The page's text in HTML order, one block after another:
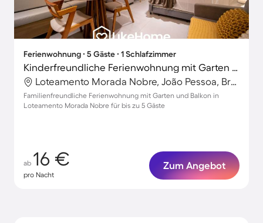
Ferienwohnung ∙ 5 Gäste ∙ 1 Schlafzimmer
Kinderfreundliche Ferienwohnung mit Garten | Strand in der Nähe
Loteamento Morada Nobre, João Pessoa, Brasilien
Familienfreundliche Ferienwohnung mit Garten und Balkon in
Loteamento Morada Nobre für bis zu 5 Gäste
ab 16 €
pro Nacht
Zum Angebot